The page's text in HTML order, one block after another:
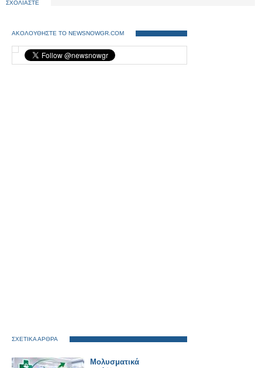
ΣΧΟΛΙΑΣΤΕ
ΑΚΟΛΟΥΘΗΣΤΕ ΤΟ NEWSNOWGR.COM
ΣΧΕΤΙΚΑ ΑΡΘΡΑ
Μολυσματικά